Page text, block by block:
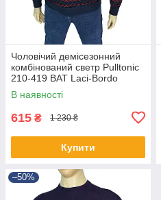
Чоловічий демісезонний
комбінований светр Pulltonic
210-419 BAT Laci-Bordo
великого розміру
В наявності
615 ₴ 1 230 ₴
Купити
–50%